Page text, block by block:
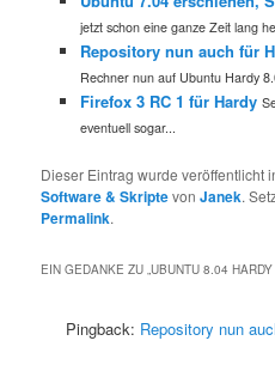
jetzt schon eine ganze Zeit lang
Repository nun auch für
Rechner nun auf Ubuntu Hardy
Firefox 3 RC 1 für Hardy
eventuell sogar...
Dieser Eintrag wurde veröffentlicht
Software & SkriptevonJanek.
Permalink.
EIN GEDANKE ZU „UBUNTU 8.04
Pingback: Repository nun